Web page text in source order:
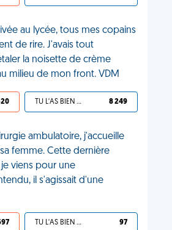
au lycée, tous mes copains
de rire. J'avais tout
la noisette de crème
milieu de mon front. VDM
TU L'AS BIEN MÉRITÉ 8 249
ambulatoire, j'accueille
femme. Cette dernière
viens pour une
il s'agissait d'une
TU L'AS BIEN MÉRITÉ 97